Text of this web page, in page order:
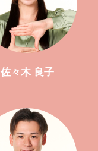
佐々木 良子